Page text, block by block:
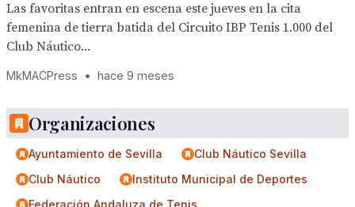
Las favoritas entran en escena este jueves en la cita
femenina de tierra batida del Circuito IBP Tenis 1.000 del
Club Náutico...
MkMACPress • hace 9 meses
Organizaciones
Ayuntamiento de Sevilla
Club Náutico Sevilla
Club Náutico
Instituto Municipal de Deportes
Federación Andaluza de Tenis